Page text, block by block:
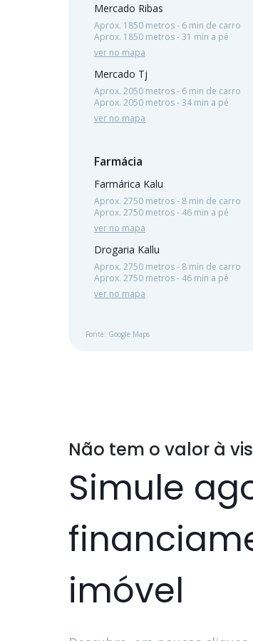
Mercado Ribas
Aprox. 1850 metros - 6 min de carro
Aprox. 1850 metros - 31 min a pé
ver no mapa
Mercado Tj
Aprox. 2050 metros - 6 min de carro
Aprox. 2050 metros - 34 min a pé
ver no mapa
Farmácia
Farmárica Kalu
Aprox. 2750 metros - 8 min de carro
Aprox. 2750 metros - 46 min a pé
ver no mapa
Drogaria Kallu
Aprox. 2750 metros - 8 min de carro
Aprox. 2750 metros - 46 min a pé
ver no mapa
Fonte: Google Maps
Não tem o valor à
Simule
imóvel